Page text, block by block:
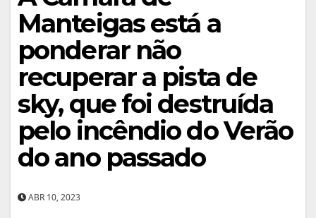
Manteigas está a
ponderar não
recuperar a pista de
sky, que foi destruída
pelo incêndio do Verão
do ano passado
ABR 10, 2023